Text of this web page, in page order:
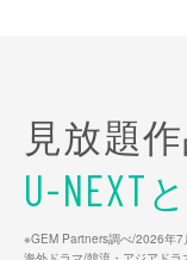
見放題
U-NEXT
※GEM Partners調べ/2026年7